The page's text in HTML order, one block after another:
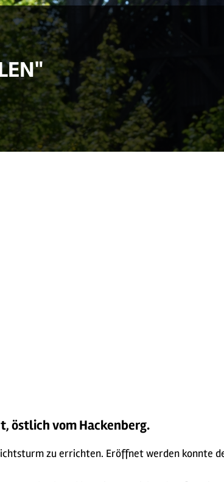
östlich vom Hackenberg.
zu errichten. Eröffnet werden konnte